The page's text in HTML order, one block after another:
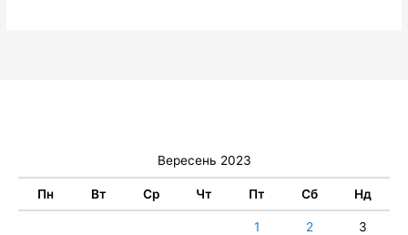
Вересень 2023
Пн Вт Ср Чт Пт Сб Нд
1 2
3